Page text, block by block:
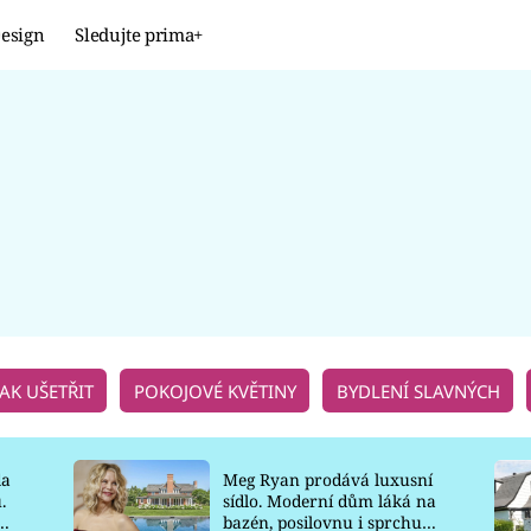
Sledujte prima+
UŠETŘIT POKOJOVÉ KVĚTINY BYDLENÍ SLAVNÝCH
Meg Ryan prodává luxusní
sídlo. Moderní dům láká na
bazén, posilovnu i sprchu